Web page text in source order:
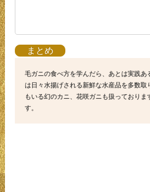
まとめ
毛ガニの食べ方を学んだら、あとは実践
は日々水揚げされる新鮮な水産品を多数
もいる幻のカニ、花咲ガニも扱っており
す。